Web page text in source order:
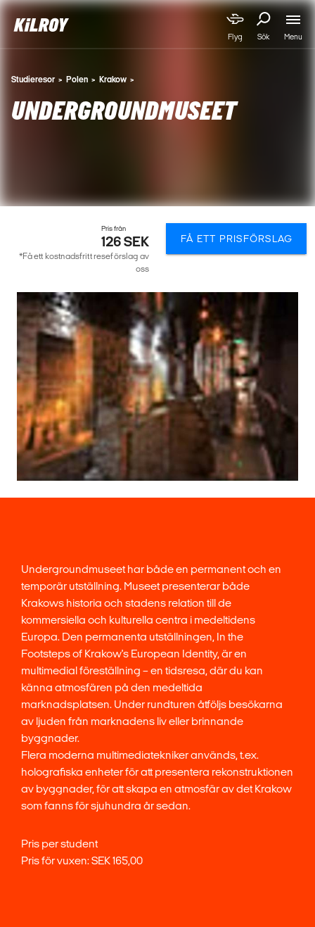
Flyg Sök Menu
Studieresor Polen Krakow
UNDERGROUNDMUSEET
Undergroundmuseet har både en permanent och en
temporär utställning. Museet presenterar både
Krakows historia och stadens relation till de
kommersiella och kulturella centra i medeltidens
Europa. Den permanenta utställningen, In the
Footsteps of Krakow's European Identity, är en
multimedial föreställning – en tidsresa, där du kan
känna atmosfären på den medeltida
marknadsplatsen. Under rundturen åtföljs besökarna
av ljuden från marknadens liv eller brinnande
byggnader.
Flera moderna multimediatekniker används, t.ex.
holografiska enheter för att presentera rekonstruktionen
av byggnader, för att skapa en atmosfär av det Krakow
som fanns för sjuhundra år sedan.
Pris per student
Pris för vuxen: SEK 165,00
Pris från
126 SEK
*Få ett kostnadsfritt reseförslag av
oss
FÅ ETT PRISFÖRSLAG